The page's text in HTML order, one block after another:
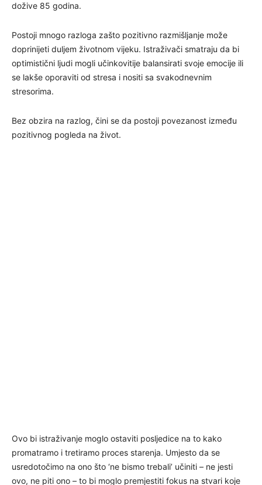
dožive 85 godina.
Postoji mnogo razloga zašto pozitivno razmišljanje može
doprinijeti duljem životnom vijeku. Istraživači smatraju da bi
optimistični ljudi mogli učinkovitije balansirati svoje emocije ili
se lakše oporaviti od stresa i nositi sa svakodnevnim
stresorima.
Bez obzira na razlog, čini se da postoji povezanost između
pozitivnog pogleda na život.
Ovo bi istraživanje moglo ostaviti posljedice na to kako
promatramo i tretiramo proces starenja. Umjesto da se
usredotočimo na ono što ‘ne bismo trebali’ učiniti – ne jesti
ovo, ne piti ono – to bi moglo premjestiti fokus na stvari koje